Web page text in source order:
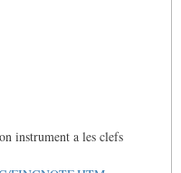
instrument a les clefs